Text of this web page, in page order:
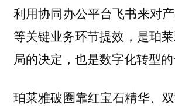
利用协同办公平台飞书来对
等关键业务环节提效，是珀
局的决定，也是数字化转型的
珀莱雅破圈靠红宝石精华、